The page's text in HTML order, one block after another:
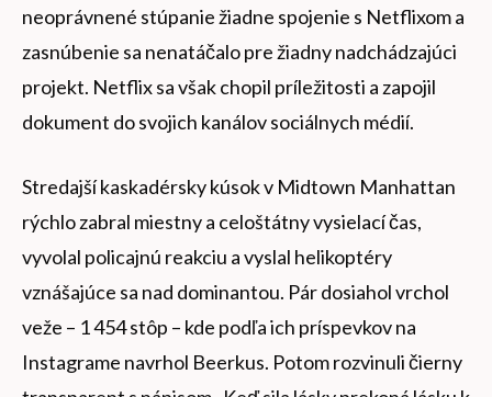
neoprávnené stúpanie žiadne spojenie s Netflixom a
zasnúbenie sa nenatáčalo pre žiadny nadchádzajúci
projekt. Netflix sa však chopil príležitosti a zapojil
dokument do svojich kanálov sociálnych médií.
Stredajší kaskadérsky kúsok v Midtown Manhattan
rýchlo zabral miestny a celoštátny vysielací čas,
vyvolal policajnú reakciu a vyslal helikoptéry
vznášajúce sa nad dominantou. Pár dosiahol vrchol
veže – 1 454 stôp – kde podľa ich príspevkov na
Instagrame navrhol Beerkus. Potom rozvinuli čierny